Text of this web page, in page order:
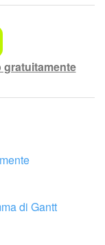
gratuitamente
di Gantt